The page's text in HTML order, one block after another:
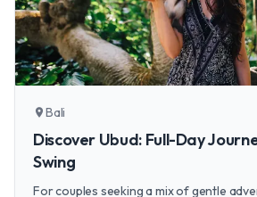
location_on Bali
Discover Ubud: Full-Day
Swing
For couples seeking a mix of gentle